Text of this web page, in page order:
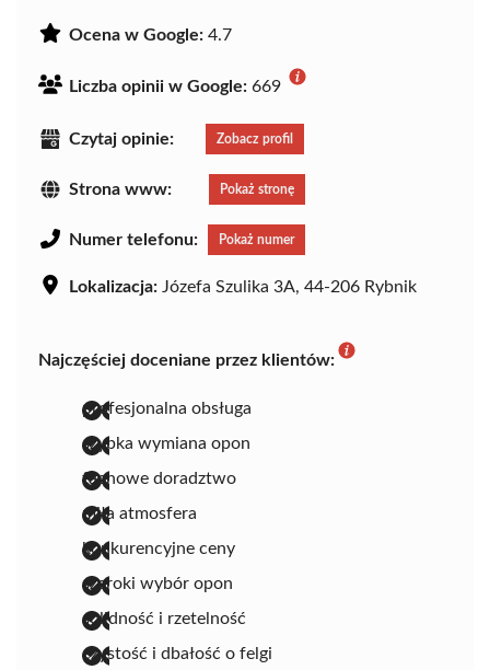
Ocena w Google: 4.7
Liczba opinii w Google: 669
Czytaj opinie: Zobacz profil
Strona www: Pokaż stronę
Numer telefonu: Pokaż numer
Lokalizacja: Józefa Szulika 3A, 44-206 Rybnik
Najczęściej doceniane przez klientów:
profesjonalna obsługa
szybka wymiana opon
fachowe doradztwo
miła atmosfera
konkurencyjne ceny
szeroki wybór opon
solidność i rzetelność
czystość i dbałość o felgi